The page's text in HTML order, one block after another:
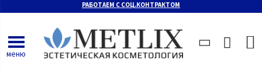
РАБОТАЕМ С СОЦ.КОНТРАКТОМ
меню